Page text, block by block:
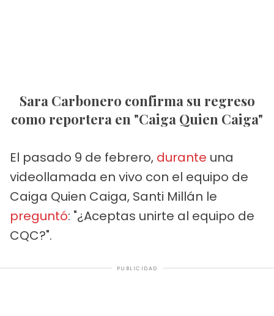
Sara Carbonero confirma su regreso
como reportera en "Caiga Quien Caiga"
El pasado 9 de febrero, durante una
videollamada en vivo con el equipo de
Caiga Quien Caiga, Santi Millán le
preguntó: "¿Aceptas unirte al equipo de
CQC?".
PUBLICIDAD